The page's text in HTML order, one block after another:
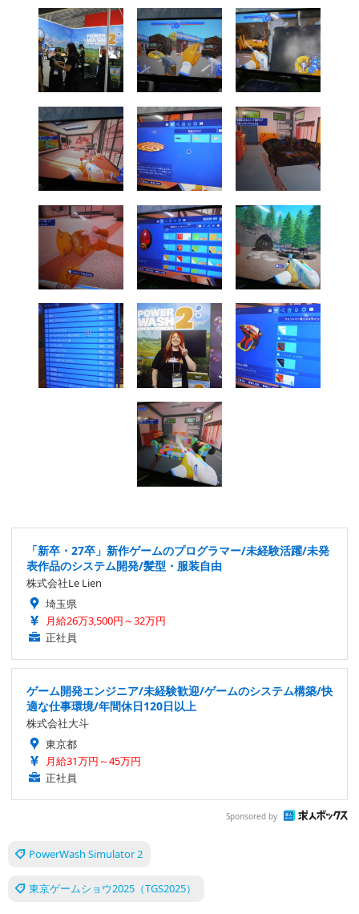
「新卒・27卒」新作ゲームのプログラマー/未経験活躍/未発
表作品のシステム開発/髪型・服装自由
株式会社Le Lien
埼玉県
月給26万3,500円～32万円
正社員
ゲーム開発エンジニア/未経験歓迎/ゲームのシステム構築/快
適な仕事環境/年間休日120日以上
株式会社大斗
東京都
月給31万円～45万円
正社員
Sponsored by
PowerWash Simulator 2
東京ゲームショウ2025（TGS2025）